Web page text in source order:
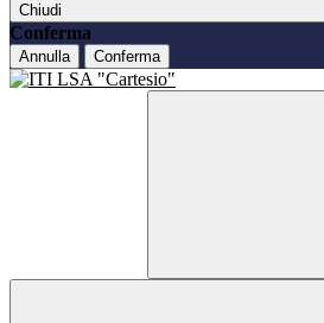
Chiudi
Conferma
Annulla Conferma